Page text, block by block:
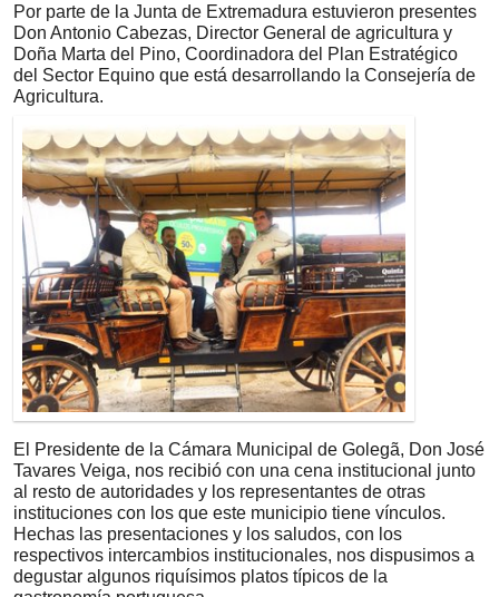
Por parte de la Junta de Extremadura estuvieron presentes
Don Antonio Cabezas, Director General de agricultura y
Doña Marta del Pino, Coordinadora del Plan Estratégico
del Sector Equino que está desarrollando la Consejería de
Agricultura.
El Presidente de la Cámara Municipal de Golegã, Don José
Tavares Veiga, nos recibió con una cena institucional junto
al resto de autoridades y los representantes de otras
instituciones con los que este municipio tiene vínculos.
Hechas las presentaciones y los saludos, con los
respectivos intercambios institucionales, nos dispusimos a
degustar algunos riquísimos platos típicos de la